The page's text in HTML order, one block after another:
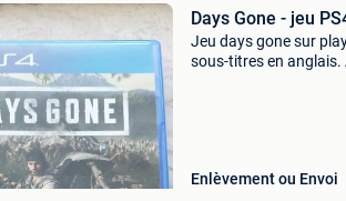
Days Gone - jeu
Jeu days gone sur
sous-titres en anglais.
Enlèvement ou Envoi